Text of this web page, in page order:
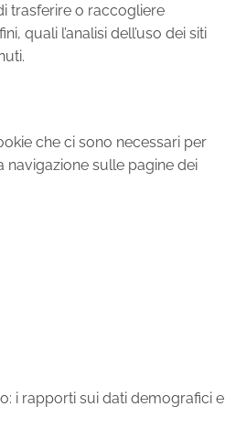
trasferire o raccogliere
quali l’analisi dell’uso dei siti
che ci sono necessari per
navigazione sulle pagine dei
i rapporti sui dati demografici e